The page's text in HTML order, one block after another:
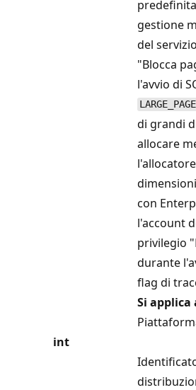
gestione
del
"Blocca
l'avvio di
di grandi
allocare
con
l'account
privilegio
durante
flag di
int
Si applica